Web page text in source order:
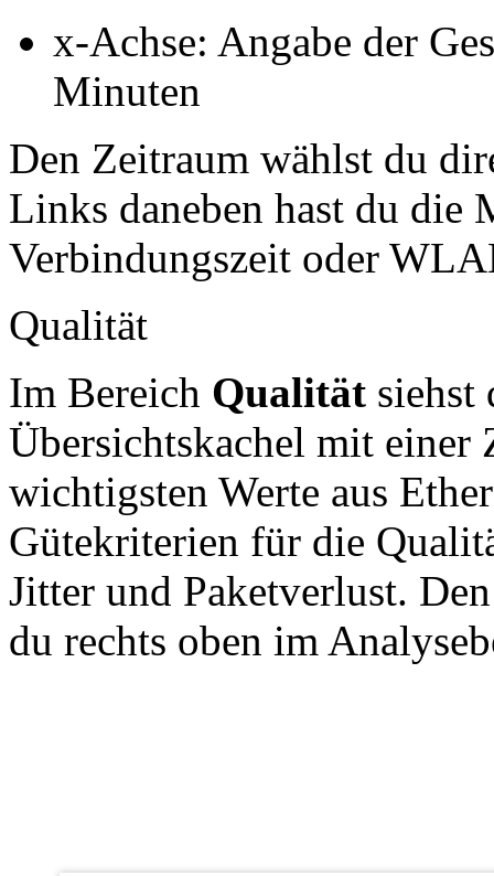
x-Achse: Angabe der
Minuten
Den Zeitraum wählst du
Links daneben hast du
Verbindungszeit oder
Qualität
Im Bereich Qualität siehst
Übersichtskachel mit einer
wichtigsten Werte aus
Gütekriterien für die
Jitter und Paketverlust.
du rechts oben im